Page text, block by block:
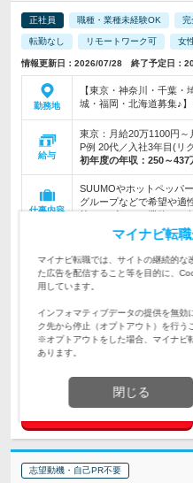
正社員 職種・業種未経験OK 完
転勤なし リモートワーク可 女
情報更新日：2026/07/28 終了予定日：
勤務地
【東京・神奈川・千葉
城・福岡・北海道募集♪
給与
東京：月給20万1100円
P例 20代／入社3年目(リ
初年度の年収： 250～437
仕事内容
SUUMOやホットペッパ
グループなどで希望や適
等、いずれかの業務をお
対象と
なる方
高卒以上 *. 20代～30代
職率100% 「ありがとう
ッタリ♪《ネイルもOK》
設立：1987年6月／従業員数：1,954人
地：東京都
求人詳細を見る
志望動機・自己PR不要
マイナビ転
マイナビ転職では、サイトの継続的な
た広告を配信すること等を目的に、
用しています。
インフォマティブデータの提供を無効
ク先から停止（オプトアウト）を行う
※オプトアウトをした場合、マイナビ
あります。
閉じる